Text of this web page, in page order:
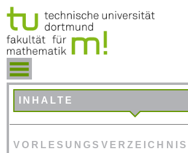
INHALTE
VORLESUNGSVERZEICHNIS